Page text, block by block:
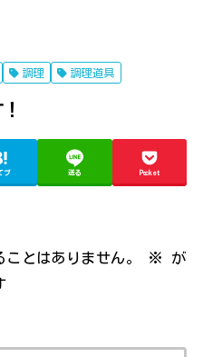
調理 調理道具
ブ 送る Pocket
とはありません。 ※
が